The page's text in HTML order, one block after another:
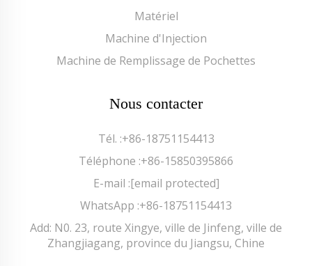
Matériel
Machine d'Injection
Machine de Remplissage de Pochettes
Nous contacter
Tél. :+86-18751154413
Téléphone :+86-15850395866
E-mail :[email protected]
WhatsApp :+86-18751154413
Add: N0. 23, route Xingye, ville de Jinfeng, ville de
Zhangjiagang, province du Jiangsu, Chine